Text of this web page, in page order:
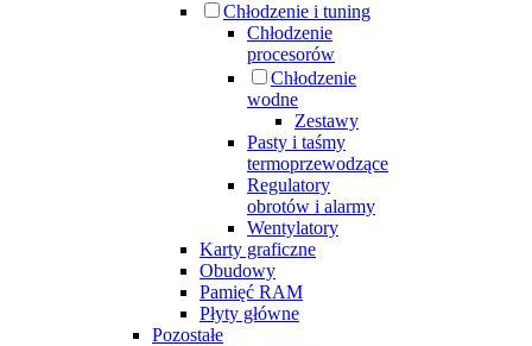
Chłodzenie i tuning
Chłodzenie
procesorów
Chłodzenie
wodne
Zestawy
Pasty i taśmy
termoprzewodzące
Regulatory
obrotów i alarmy
Wentylatory
Karty graficzne
Obudowy
Pamięć RAM
Płyty główne
Pozostałe